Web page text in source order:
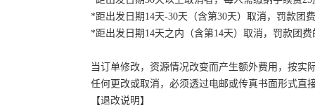
*距出发日期14天-30天（含第30天）取消，罚款团
*距出发日期14天之内（含第14天）取消，罚款团费
当订单修改，资源情况改变而产生额外费用，按实
任何更改或取消，必须透过电邮或传真书面形式直
【退改说明】